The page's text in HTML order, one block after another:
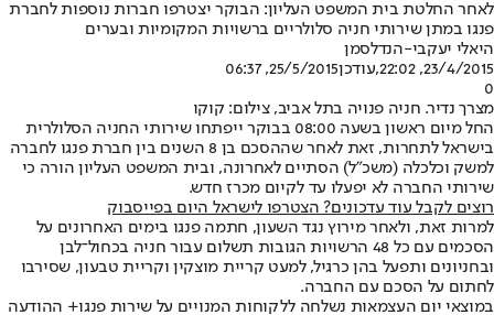
לאחר החלטת בית המשפט העליון: הבוקר יצטרפו חברות נוספות לחברת
פנגו במתן שירותי חניה סלולריים ברשויות המקומיות ובערים
היאלי יעקבי-הנדלסמן
23/4/2015, 22:02
,עודכן25/5/2015, 06:37
0
מצרך נדיר. חניה פנויה בתל אביב, צילום: קוקו
החל מיום ראשון בשעה 08:00 בבוקר ייפתחו שירותי החניה הסלולרית
בישראל לתחרות, זאת לאחר שההסכם בן 8 השנים בין חברת פנגו לחברה
למשק וכלכלה (משכ"ל) הסתיים לאחרונה, ובית המשפט העליון הורה כי
שירותי החברה לא יפעלו עד לקיום מכרז חדש.
רוצים לקבל עוד עדכונים? הצטרפו לישראל היום בפייסבוק
למרות זאת, ולאחר מירוץ נגד השעון, חתמה פנגו בימים האחרונים על
הסכמים עם כל 48 הרשויות הגובות תשלום עבור חניה בכחול־לבן
ובחניונים ותפעל בהן כרגיל, למעט קריית מוצקין וקריית טבעון, שסירבו
לחתום על הסכם עם החברה.
במוצאי יום העצמאות נשלחה ללקוחות המנויים על שירות פנגו+ ההודעה